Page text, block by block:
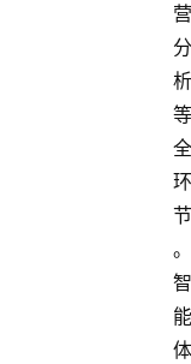
营
分
析
等
全
环
节
。
智
能
体